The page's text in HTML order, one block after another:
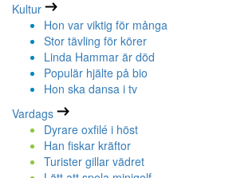
Kultur
Hon var viktig för många
Stor tävling för körer
Linda Hammar är död
Populär hjälte på bio
Hon ska dansa i tv
Vardags
Dyrare oxfilé i höst
Han fiskar kräftor
Turister gillar vädret